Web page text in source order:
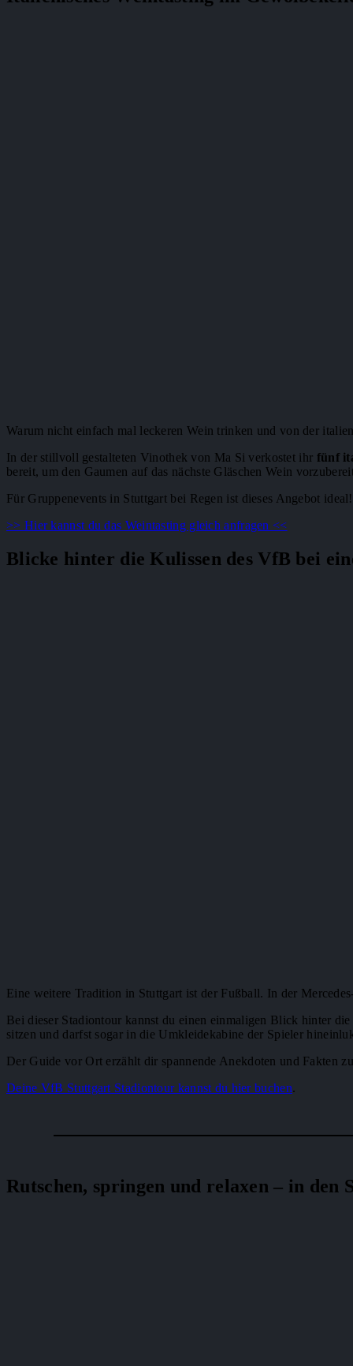
Warum nicht einfach mal leckeren Wein trinken und von der
In der stillvoll gestalteten Vinothek von Ma Si verkostet ihr fünf
bereit, um den Gaumen auf das nächste Gläschen Wein
Für Gruppenevents in Stuttgart bei Regen ist dieses Angebot ideal!
>> Hier kannst du das Weintasting gleich anfragen <<
Blicke hinter die Kulissen des VfB bei
Eine weitere Tradition in Stuttgart ist der Fußball. In der
Bei dieser Stadiontour kannst du einen einmaligen Blick hinter
sitzen und darfst sogar in die Umkleidekabine der Spieler
Der Guide vor Ort erzählt dir spannende Anekdoten und Fakten
Deine VfB Stuttgart Stadiontour kannst du hier buchen.
Rutschen, springen und relaxen – in